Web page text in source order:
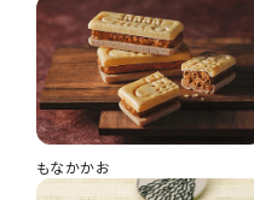
赤たまごバターカステラ「
もなかかお